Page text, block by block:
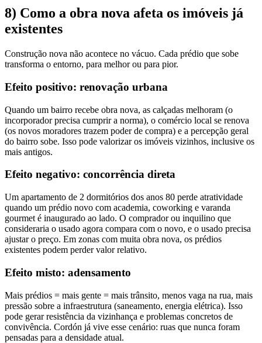
8) Como a obra nova afeta os imóveis já
existentes
Construção nova não acontece no vácuo. Cada prédio que sobe
transforma o entorno, para melhor ou para pior.
Efeito positivo: renovação urbana
Quando um bairro recebe obra nova, as calçadas melhoram (o
incorporador precisa cumprir a norma), o comércio local se renova
(os novos moradores trazem poder de compra) e a percepção geral
do bairro sobe. Isso pode valorizar os imóveis vizinhos, inclusive os
mais antigos.
Efeito negativo: concorrência direta
Um apartamento de 2 dormitórios dos anos 80 perde atratividade
quando um prédio novo com academia, coworking e varanda
gourmet é inaugurado ao lado. O comprador ou inquilino que
consideraria o usado agora compara com o novo, e o usado precisa
ajustar o preço. Em zonas com muita obra nova, os prédios
existentes podem perder valor relativo.
Efeito misto: adensamento
Mais prédios = mais gente = mais trânsito, menos vaga na rua, mais
pressão sobre a infraestrutura (saneamento, energia elétrica). Isso
pode gerar resistência da vizinhança e problemas concretos de
convivência. Cordón já vive esse cenário: ruas que nunca foram
pensadas para a densidade atual.